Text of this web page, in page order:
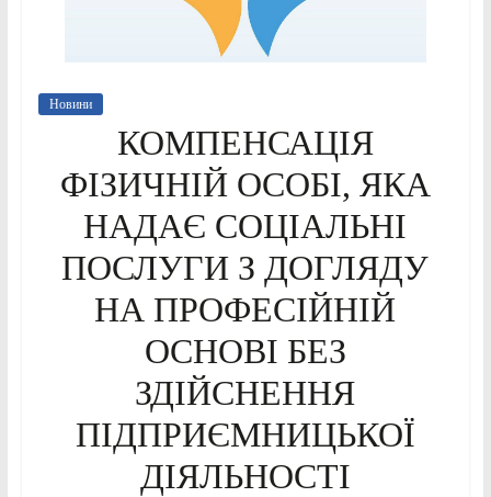
Новини
КОМПЕНСАЦІЯ
ФІЗИЧНІЙ ОСОБІ, ЯКА
НАДАЄ СОЦІАЛЬНІ
ПОСЛУГИ З ДОГЛЯДУ
НА ПРОФЕСІЙНІЙ
ОСНОВІ БЕЗ
ЗДІЙСНЕННЯ
ПІДПРИЄМНИЦЬКОЇ
ДІЯЛЬНОСТІ